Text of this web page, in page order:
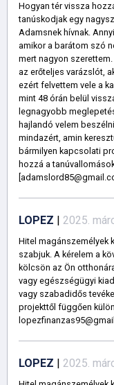
Hogyan tér vissza
tanúskodjak egy
Adamsnek hívnak.
amikor a barátom szó
mert nagyon
az erőteljes varázslót,
ezért felvettem vele a
mint 48 órán belül
legnagyobb
hajlandó velem
mindazért, amin
bármilyen kapcsolati
hozzá a
LOPEZ | 2025.
Hitel magánszemélyek
szabjuk. A kérelem a
kölcsön az Ön
vagy egészségügyi
vagy szabadidős
projekttől függően
LOPEZ | 2025.